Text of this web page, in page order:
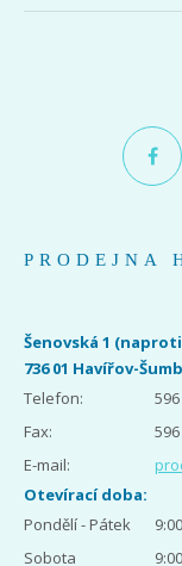
PRODEJNA
Šenovská 1
736 01 Havířov-
Telefon:
Fax:
E-mail:
Otevírací doba:
Pondělí - Pátek
Sobota